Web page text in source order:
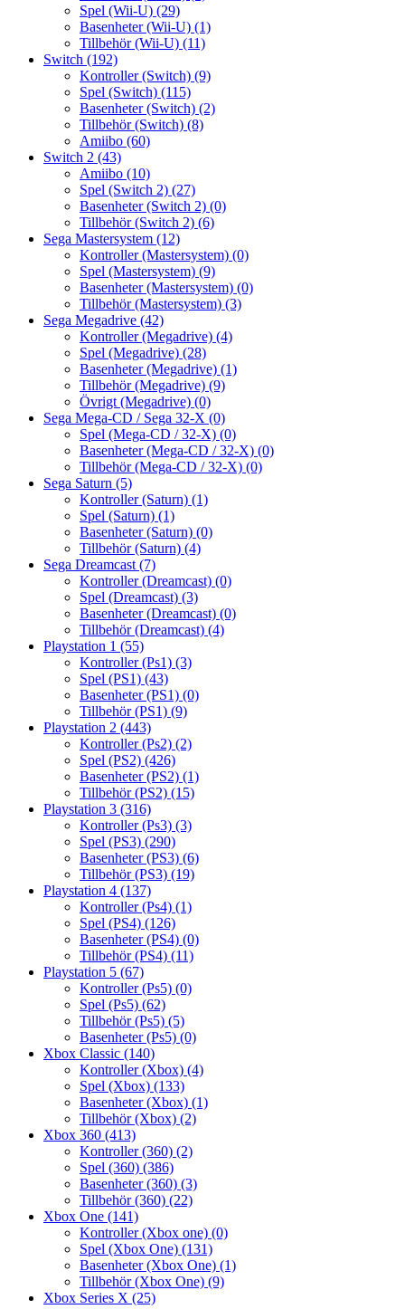
Spel (Wii-U) (29)
Basenheter (Wii-U) (1)
Tillbehör (Wii-U) (11)
Switch (192)
Kontroller (Switch) (9)
Spel (Switch) (115)
Basenheter (Switch) (2)
Tillbehör (Switch) (8)
Amiibo (60)
Switch 2 (43)
Amiibo (10)
Spel (Switch 2) (27)
Basenheter (Switch 2) (0)
Tillbehör (Switch 2) (6)
Sega Mastersystem (12)
Kontroller (Mastersystem) (0)
Spel (Mastersystem) (9)
Basenheter (Mastersystem) (0)
Tillbehör (Mastersystem) (3)
Sega Megadrive (42)
Kontroller (Megadrive) (4)
Spel (Megadrive) (28)
Basenheter (Megadrive) (1)
Tillbehör (Megadrive) (9)
Övrigt (Megadrive) (0)
Sega Mega-CD / Sega 32-X (0)
Spel (Mega-CD / 32-X) (0)
Basenheter (Mega-CD / 32-X) (0)
Tillbehör (Mega-CD / 32-X) (0)
Sega Saturn (5)
Kontroller (Saturn) (1)
Spel (Saturn) (1)
Basenheter (Saturn) (0)
Tillbehör (Saturn) (4)
Sega Dreamcast (7)
Kontroller (Dreamcast) (0)
Spel (Dreamcast) (3)
Basenheter (Dreamcast) (0)
Tillbehör (Dreamcast) (4)
Playstation 1 (55)
Kontroller (Ps1) (3)
Spel (PS1) (43)
Basenheter (PS1) (0)
Tillbehör (PS1) (9)
Playstation 2 (443)
Kontroller (Ps2) (2)
Spel (PS2) (426)
Basenheter (PS2) (1)
Tillbehör (PS2) (15)
Playstation 3 (316)
Kontroller (Ps3) (3)
Spel (PS3) (290)
Basenheter (PS3) (6)
Tillbehör (PS3) (19)
Playstation 4 (137)
Kontroller (Ps4) (1)
Spel (PS4) (126)
Basenheter (PS4) (0)
Tillbehör (PS4) (11)
Playstation 5 (67)
Kontroller (Ps5) (0)
Spel (Ps5) (62)
Tillbehör (Ps5) (5)
Basenheter (Ps5) (0)
Xbox Classic (140)
Kontroller (Xbox) (4)
Spel (Xbox) (133)
Basenheter (Xbox) (1)
Tillbehör (Xbox) (2)
Xbox 360 (413)
Kontroller (360) (2)
Spel (360) (386)
Basenheter (360) (3)
Tillbehör (360) (22)
Xbox One (141)
Kontroller (Xbox one) (0)
Spel (Xbox One) (131)
Basenheter (Xbox One) (1)
Tillbehör (Xbox One) (9)
Xbox Series X (25)